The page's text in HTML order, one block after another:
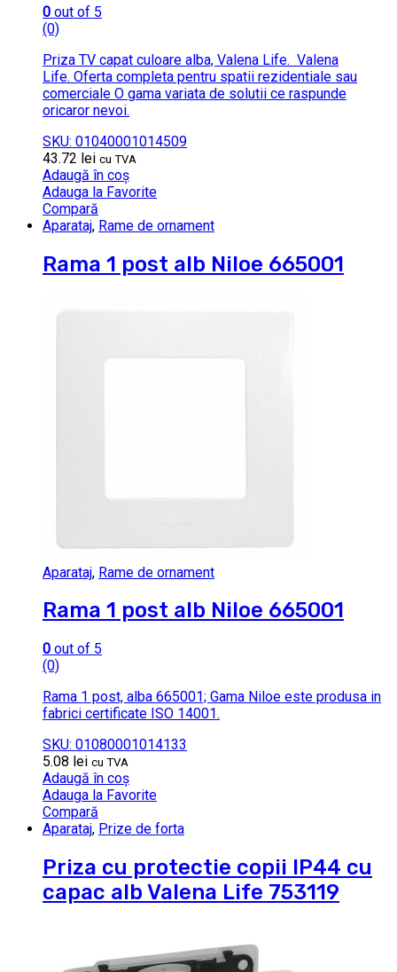
0 out of 5
(0)
Priza TV capat culoare alba, Valena Life. Valena
Life. Oferta completa pentru spatii rezidentiale sau
comerciale O gama variata de solutii ce raspunde
oricaror nevoi.
SKU: 01040001014509
43.72 lei cu TVA
Adaugă în coș
Adauga la Favorite
Compară
Aparataj, Rame de ornament
Rama 1 post alb Niloe 665001
Aparataj, Rame de ornament
Rama 1 post alb Niloe 665001
0 out of 5
(0)
Rama 1 post, alba 665001; Gama Niloe este produsa in
fabrici certificate ISO 14001.
SKU: 01080001014133
5.08 lei cu TVA
Adaugă în coș
Adauga la Favorite
Compară
Aparataj, Prize de forta
Priza cu protectie copii IP44 cu
capac alb Valena Life 753119